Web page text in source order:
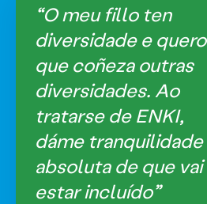
“O meu fillo ten
diversidade e quero
que coñeza outras
diversidades. Ao
tratarse de ENKI,
dáme tranquilidade
absoluta de que vai
estar incluído”